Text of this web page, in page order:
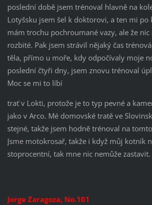
poslední době jsem trénoval hlavně na
Lotyšsku jsem šel k doktorovi, a ten mi po
mám trochu pochroumané vazy, ale že nic
rozbité. Pak jsem strávil nějaký čas
těla, přímo u moře, kdy odpočívaly moje
poslední čtyři dny, jsem znovu trénoval
Moc se mi to líbí
trať v Lokti, protože je to typ pevné a
jako v Arco. Mé domovské tratě ve
stejné, takže jsem hodně trénoval na
Jsme motokrosař, takže i když můj kotník
stoprocentní, tak mne nic nemůže zastavit.
Jorge Zaragoza, No.101